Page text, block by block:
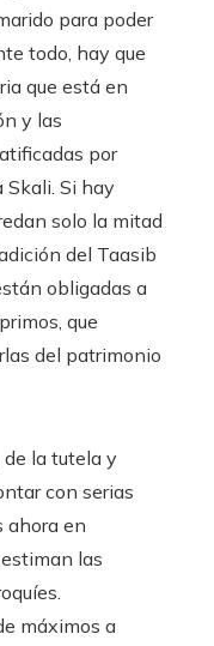
para poder
todo, hay que
que está en
y las
por
Skali. Si hay
solo la mitad
del Taasib
obligadas a
que
del patrimonio
la tutela y
con serias
ahora en
las
máximos a